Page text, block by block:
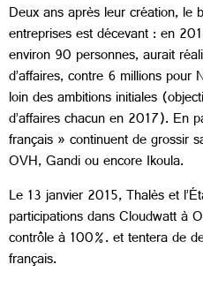
Deux ans après leur création, le
entreprises est décevant : en
environ 90 personnes, aurait
d’affaires, contre 6 millions
loin des ambitions initiales
d’affaires chacun en 2017). En
français » continuent de grossir
OVH, Gandi ou encore Ikoula.
Le 13 janvier 2015, Thalès et
participations dans Cloudwatt à
contrôle à 100%. et tentera de
français.